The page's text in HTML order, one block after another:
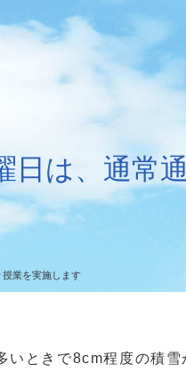
日は、通常
業を実施します
ときで8cm程度の積雪